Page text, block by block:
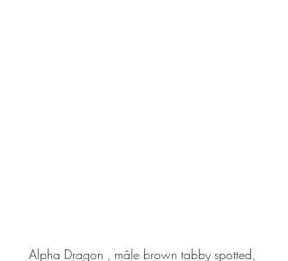
Alpha Dragon , mâle brown tabby spotted,